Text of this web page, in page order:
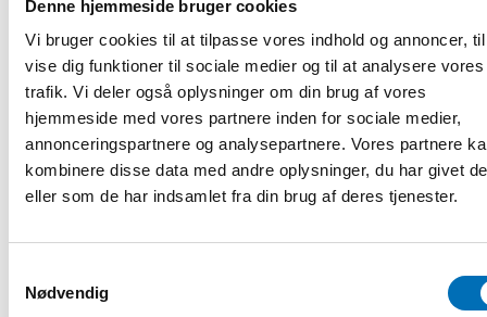
Denne hjemmeside bruger cookies
Vi bruger cookies til at tilpasse vores indhold og annoncer,
vise dig funktioner til sociale medier og til at analysere vores
trafik. Vi deler også oplysninger om din brug af vores
hjemmeside med vores partnere inden for sociale medier,
annonceringspartnere og analysepartnere. Vores partnere
kombinere disse data med andre oplysninger, du har givet
eller som de har indsamlet fra din brug af deres tjenester.
Nødvendig
kunnskap og praktisk støtte til forskjellige